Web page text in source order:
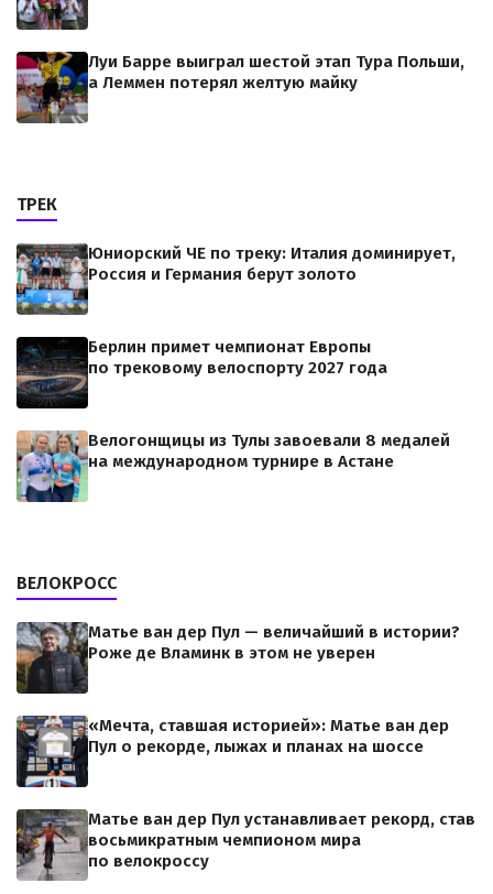
Луи Барре выиграл шестой этап Тура Польши,
а Леммен потерял желтую майку
ТРЕК
Юниорский ЧЕ по треку: Италия доминирует,
Россия и Германия берут золото
Берлин примет чемпионат Европы
по трековому велоспорту 2027 года
Велогонщицы из Тулы завоевали 8 медалей
на международном турнире в Астане
ВЕЛОКРОСС
Матье ван дер Пул — величайший в истории?
Роже де Вламинк в этом не уверен
«Мечта, ставшая историей»: Матье ван дер
Пул о рекорде, лыжах и планах на шоссе
Матье ван дер Пул устанавливает рекорд, став
восьмикратным чемпионом мира
по велокроссу